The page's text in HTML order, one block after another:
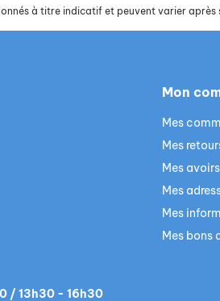
à titre indicatif et peuvent varier
/ 13h30 - 16h30
Mon
Mes
Mes
Mes avoirs
Mes
Mes
Mes bons